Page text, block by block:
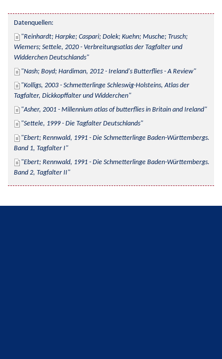
Datenquellen:
Reinhardt; Harpke; Caspari; Dolek; Kuehn; Musche; Trusch;
Wiemers; Settele, 2020 - Verbreitungsatlas der Tagfalter und
Widderchen Deutschlands
Nash; Boyd; Hardiman, 2012 - Ireland's Butterflies - A Review
Kolligs, 2003 - Schmetterlinge Schleswig-Holsteins, Atlas der
Tagfalter, Dickkopffalter und Widderchen
Asher, 2001 - Millennium atlas of butterflies in Britain and Ireland
Settele, 1999 - Die Tagfalter Deutschlands
Ebert; Rennwald, 1991 - Die Schmetterlinge Baden-Württembergs.
Band 1, Tagfalter I
Ebert; Rennwald, 1991 - Die Schmetterlinge Baden-Württembergs.
Band 2, Tagfalter II